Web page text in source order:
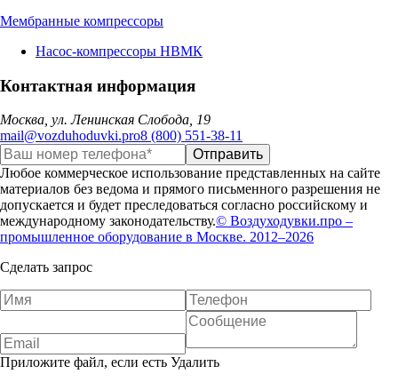
Мембранные компрессоры
Насос-компрессоры НВМК
Контактная информация
Москва, ул. Ленинская Слобода, 19
mail@vozduhoduvki.pro8 (800) 551-38-11
Любое коммерческое использование представленных на сайте
материалов без ведома и прямого письменного разрешения не
допускается и будет преследоваться согласно российскому и
международному законодательству.© Воздуходувки.про –
промышленное оборудование в Москве. 2012–2026
Сделать запрос
Приложите файл, если есть Удалить